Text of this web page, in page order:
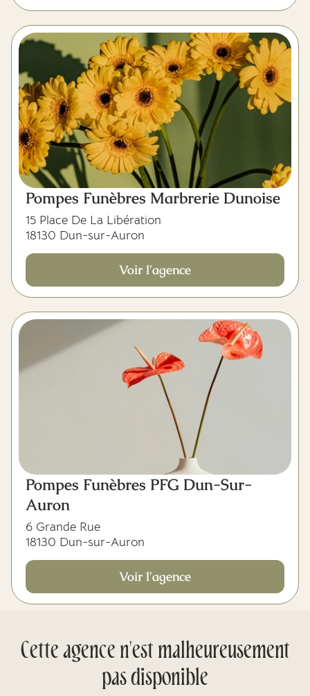
Pompes Funèbres Marbrerie Dunoise
15 Place De La Libération
18130 Dun-sur-Auron
Voir l'agence
Pompes Funèbres PFG Dun-Sur-
Auron
6 Grande Rue
18130 Dun-sur-Auron
Voir l'agence
Cette agence n'est malheureusement
pas disponible